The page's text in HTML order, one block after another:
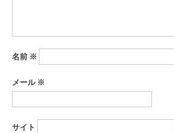
名前 ※
メール ※
サイト